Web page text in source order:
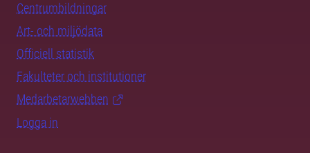
Centrumbildningar
Art- och miljödata
Officiell statistik
Fakulteter och institutioner
Medarbetarwebben
Logga in